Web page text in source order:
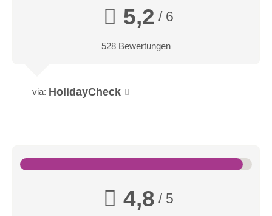
5,2 / 6
528 Bewertungen
via: HolidayCheck
4,8 / 5